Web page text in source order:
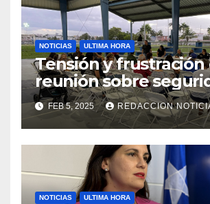
NOTICIAS ULTIMA HORA
Tensión y frustración
reunión sobre
Reparto
FEB 5, 2025 REDACCION
NOTICIAS ULTIMA HORA